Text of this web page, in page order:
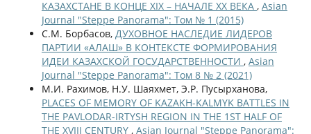
КАЗАХСТАНЕ В КОНЦЕ ХIХ – НАЧАЛЕ ХХ ВЕКА , Asian
Journal "Steppe Panorama": Том № 1 (2015)
С.М. Борбасов, ДУХОВНОЕ НАСЛЕДИЕ ЛИДЕРОВ
ПАРТИИ «АЛАШ» В КОНТЕКСТЕ ФОРМИРОВАНИЯ
ИДЕИ КАЗАХСКОЙ ГОСУДАРСТВЕННОСТИ , Asian
Journal "Steppe Panorama": Том 8 № 2 (2021)
М.И. Рахимов, Н.У. Шаяхмет, Э.Р. Пусырханова,
PLACES OF MEMORY OF KAZAKH-KALMYK BATTLES IN
THE PAVLODAR-IRTYSH REGION IN THE 1ST HALF OF
THE XVIII CENTURY , Asian Journal "Steppe Panorama":